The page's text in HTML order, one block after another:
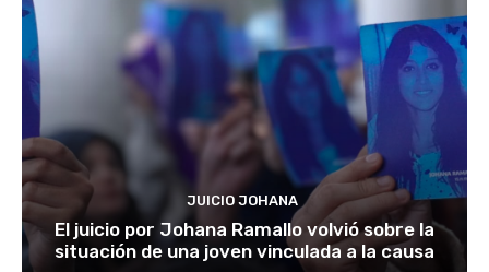
JUICIO JOHANA
El juicio por Johana Ramallo volvió sobre la
situación de una joven vinculada a la causa